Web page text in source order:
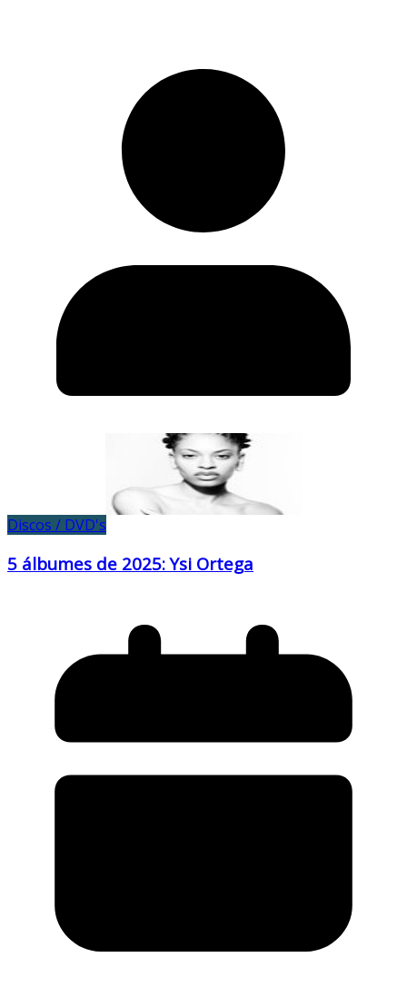
Discos / DVD's
5 álbumes de 2025: Ysi Ortega